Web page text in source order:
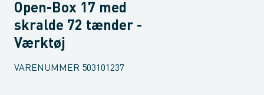
Open-Box 17 med
skralde 72 tænder -
Værktøj
VARENUMMER 503101237